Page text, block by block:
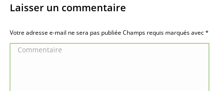
Laisser un commentaire
Votre adresse e-mail ne sera pas publiée Champs requis marqués avec*
Commentaire